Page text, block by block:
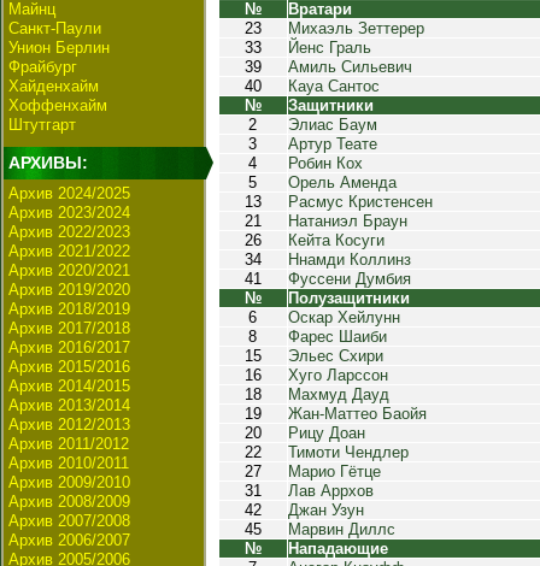
Майнц
Санкт-Паули
Унион Берлин
Фрайбург
Хайденхайм
Хоффенхайм
Штутгарт
АРХИВЫ:
Архив 2024/2025
Архив 2023/2024
Архив 2022/2023
Архив 2021/2022
Архив 2020/2021
Архив 2019/2020
Архив 2018/2019
Архив 2017/2018
Архив 2016/2017
Архив 2015/2016
Архив 2014/2015
Архив 2013/2014
Архив 2012/2013
Архив 2011/2012
Архив 2010/2011
Архив 2009/2010
Архив 2008/2009
Архив 2007/2008
Архив 2006/2007
Архив 2005/2006
№
Вратари
23
Михаэль Зеттерер
33
Йенс Граль
39
Амиль Сильевич
40
Кауа Сантос
№
Защитники
2
Элиас Баум
3
Артур Теате
4
Робин Кох
5
Орель Аменда
13
Расмус Кристенсен
21
Натаниэл Браун
26
Кейта Косуги
34
Ннамди Коллинз
41
Фуссени Думбия
№
Полузащитники
6
Оскар Хейлунн
8
Фарес Шаиби
15
Эльес Схири
16
Хуго Ларссон
18
Махмуд Дауд
19
Жан-Маттео Баойя
20
Рицу Доан
22
Тимоти Чендлер
27
Марио Гётце
31
Лав Аррхов
42
Джан Узун
45
Марвин Диллс
№
Нападающие